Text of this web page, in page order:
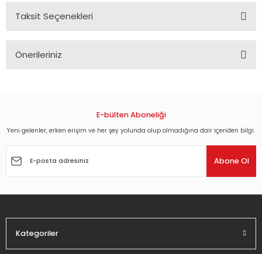
Taksit Seçenekleri
Önerileriniz
Görüş ve önerileriniz için teşekkür ederiz.
Ürün açıklamasında eksik bilgiler bulunuyor.
E-bülten Aboneliği
Yeni gelenler, erken erişim ve her şey yolunda olup olmadığına dair içeriden bilgi.
Abone Ol
Kategoriler